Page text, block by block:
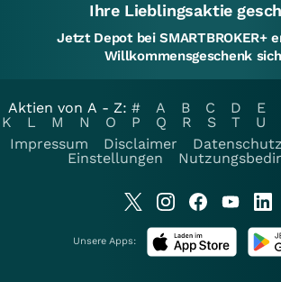
Ihre Lieblingsaktie
Jetzt Depot bei SMARTBROKER+
Willkommensgeschenk
Aktien von A - Z: # A B C D E
K
L M N O P Q R S T U
Impressum
Disclaimer Datenschutz
Einstellungen
Unsere Apps: